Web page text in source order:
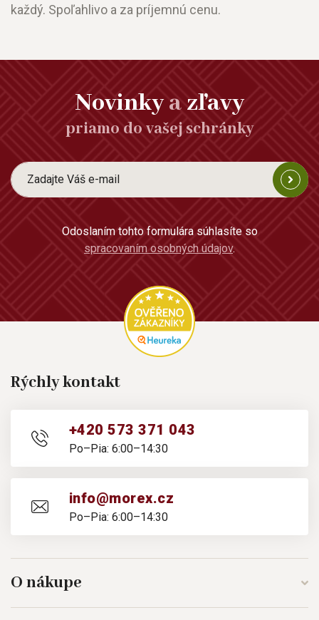
každý. Spoľahlivo a za príjemnú cenu.
Novinkyazľavy
priamo do vašej schránky
Odoslaním tohto formulára súhlasíte so
spracovaním osobných údajov.
Rýchly kontakt
+420 573 371 043
Po–Pia: 6:00–14:30
info@morex.cz
Po–Pia: 6:00–14:30
O nákupe